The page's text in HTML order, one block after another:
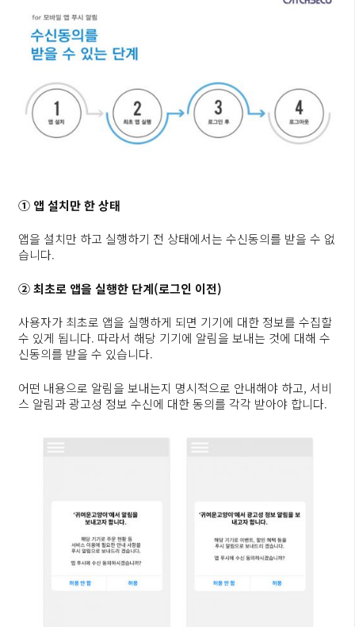
① 앱 설치만 한 상태
앱을 설치만 하고 실행하기 전 상태에서는 수신동의를 받을 수 없
습니다.
② 최초로 앱을 실행한 단계(로그인 이전)
사용자가 최초로 앱을 실행하게 되면 기기에 대한 정보를 수집할
수 있게 됩니다. 따라서 해당 기기에 알림을 보내는 것에 대해 수
신동의를 받을 수 있습니다.
어떤 내용으로 알림을 보내는지 명시적으로 안내해야 하고, 서비
스 알림과 광고성 정보 수신에 대한 동의를 각각 받아야 합니다.